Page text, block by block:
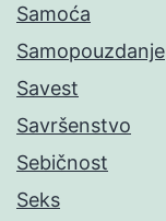
Samoća
Samopouzdanje
Savest
Savršenstvo
Sebičnost
Seks